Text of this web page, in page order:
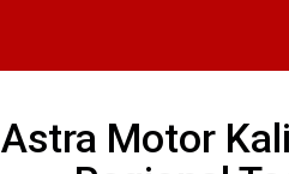
Astra Motor